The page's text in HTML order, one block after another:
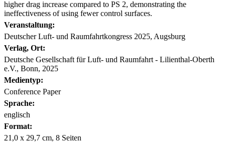
higher drag increase compared to PS 2, demonstrating the
ineffectiveness of using fewer control surfaces.
Veranstaltung:
Deutscher Luft- und Raumfahrtkongress 2025, Augsburg
Verlag, Ort:
Deutsche Gesellschaft für Luft- und Raumfahrt - Lilienthal-Oberth
e.V., Bonn, 2025
Medientyp:
Conference Paper
Sprache:
englisch
Format:
21,0 x 29,7 cm, 8 Seiten